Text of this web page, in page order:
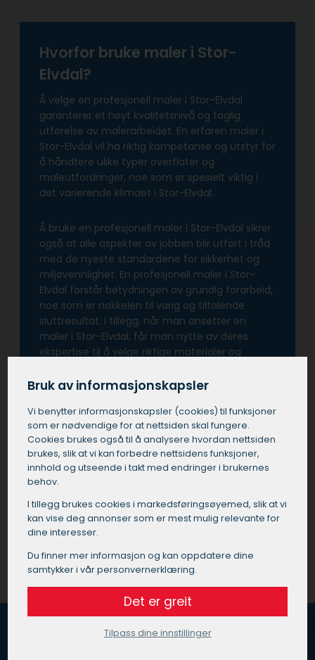
Hvorfor bruke maler i Stor-
Elvdal?
Å velge en profesjonell maler i Stor-Elvdal
garanterer et høyt kvalitetsnivå og faglig
utførelse av malerarbeidet. En erfaren maler i
Stor-Elvdal vil ha riktig kompetanse og utstyr for
å håndtere ulike typer overflater og
maleutfordringer, noe som er spesielt viktig i
det varierende klimaet i Stor-Elvdal.
Å bruke en profesjonell maler i Stor-Elvdal sikrer
også at alle aspekter av jobben blir utført i tråd
med de nyeste standardene for sikkerhet og
miljøvennlighet. En profesjonell maler i Stor-
Elvdal forstår betydningen av grundig forarbeid,
noe som er nøkkelen til varig og tiltalende
sluttresultat. I tillegg, når man ansetter en
maler i Stor-Elvdal, får man nytte av deres
ekspertise til å velge riktige materialer og
bygning.
Å investere i tjenester fra en profesjonell maler i
Stor-Elvdal betyr også at man unngår de
vanlige fallgruvene som kan oppstå ved utføre
prosjektet selv eller ved å bruke ukvalifisert
personell.
Få et tilbud på maler i Stor-Elvdal
Bruk av informasjonskapsler
Vi benytter informasjons­kapsler (cookies) til funksjoner
som er nødvendige for at nettsiden skal fungere.
Cookies brukes også til å analysere hvordan nettsiden
brukes, slik at vi kan forbedre nettsidens funksjoner,
innhold og utseende i takt med endringer i brukernes
behov.
I tillegg brukes cookies i markedsførings­øyemed, slik at vi
kan vise deg annonser som er mest mulig relevante for
dine interesser.
Du finner mer informasjon og kan oppdatere dine
samtykker i vår personvernerklæring.
Det er greit
Tilpass dine innstillinger